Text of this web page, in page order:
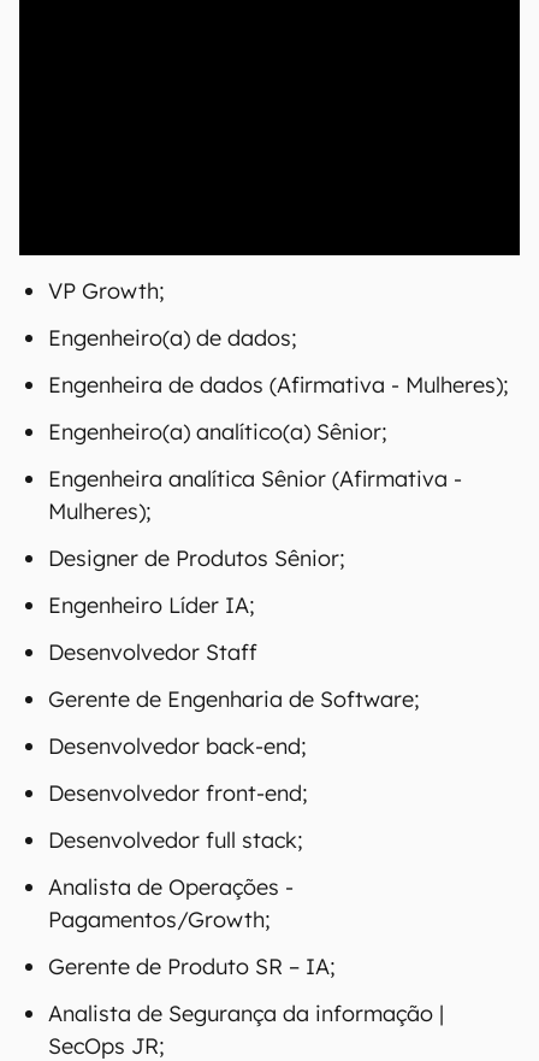
VP Growth;
Engenheiro(a) de dados;
Engenheira de dados (Afirmativa - Mulheres);
Engenheiro(a) analítico(a) Sênior;
Engenheira analítica Sênior (Afirmativa -
Mulheres);
Designer de Produtos Sênior;
Engenheiro Líder IA;
Desenvolvedor Staff
Gerente de Engenharia de Software;
Desenvolvedor back-end;
Desenvolvedor front-end;
Desenvolvedor full stack;
Analista de Operações -
Pagamentos/Growth;
Gerente de Produto SR – IA;
Analista de Segurança da informação |
SecOps JR;